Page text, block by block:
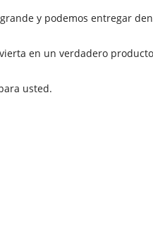
y podemos entregar
en un verdadero
usted.